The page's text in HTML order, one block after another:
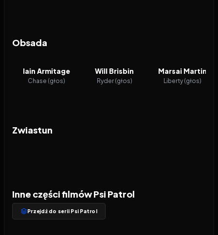
Obsada
Iain Armitage
Chase (głos)
Will Brisbin
Ryder (głos)
Marsai Martin
Liberty (głos)
Zwiastun
Inne części filmów Psi Patrol
Przejdź do serii Psi Patrol